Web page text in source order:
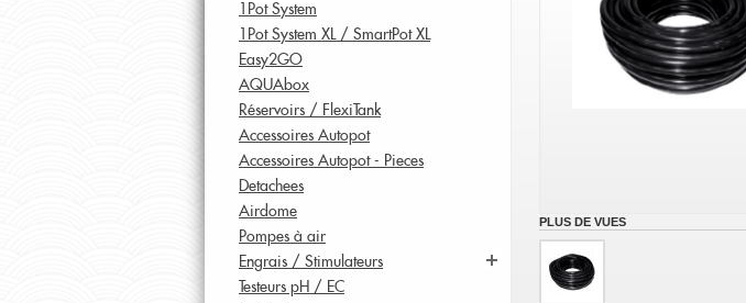
PLUS DE VUES
1Pot System
1Pot System XL / SmartPot XL
Easy2GO
AQUAbox
Réservoirs / FlexiTank
Accessoires Autopot
Accessoires Autopot - Pieces
Detachees
Airdome
Pompes à air
Engrais / Stimulateurs
Testeurs pH / EC